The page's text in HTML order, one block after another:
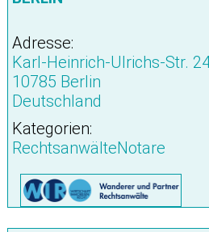
Adresse:
Karl-Heinrich-Ulrichs-Str.
10785 Berlin
Deutschland
Kategorien:
RechtsanwälteNotare